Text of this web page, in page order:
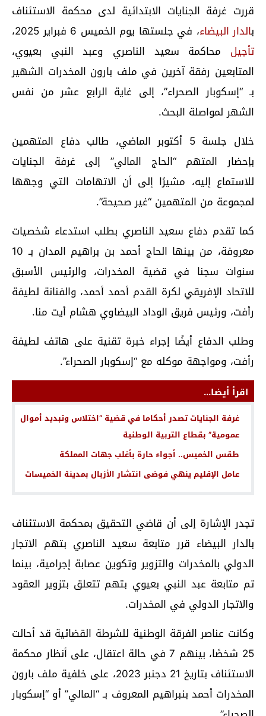
قررت غرفة الجنايات الابتدائية لدى محكمة الاستئناف
بالدار البيضاء، في جلستها يوم الخميس 6 فبراير 2025،
تأجيل محاكمة سعيد الناصري وعبد النبي بعيوي،
المتابعين رفقة آخرين في ملف بارون المخدرات الشهير
بـ “إسكوبار الصحراء”، إلى غاية الرابع عشر من نفس
الشهر لمواصلة البحث.
خلال جلسة 5 أكتوبر الماضي، طالب دفاع المتهمين
بإحضار المتهم “الحاج المالي” إلى غرفة الجنايات
للاستماع إليه، مشيرًا إلى أن الاتهامات التي وجهها
لمجموعة من المتهمين “غير صحيحة”.
كما تقدم دفاع سعيد الناصري بطلب استدعاء شخصيات
معروفة، من بينها الحاج أحمد بن براهيم المدان بـ 10
سنوات سجنا في قضية المخدرات، والرئيس الأسبق
للاتحاد الإفريقي لكرة القدم أحمد أحمد، والفنانة لطيفة
رأفت، ورئيس فريق الوداد البيضاوي هشام أيت منا.
وطلب الدفاع أيضًا إجراء خبرة تقنية على هاتف لطيفة
رأفت، ومواجهة موكله مع “إسكوبار الصحراء”.
اقرأ أيضا...
غرفة الجنايات تصدر أحكاما في قضية “اختلاس وتبديد أموال
عمومية” بقطاع التربية الوطنية
طقس الخميس.. أجواء حارة بأغلب جهات المملكة
عامل الإقليم ينهي فوضى انتشار الأزبال بمدينة الخميسات
تجدر الإشارة إلى أن قاضي التحقيق بمحكمة الاستئناف
بالدار البيضاء قرر متابعة سعيد الناصري بتهم الاتجار
الدولي بالمخدرات والتزوير وتكوين عصابة إجرامية، بينما
تم متابعة عبد النبي بعيوي بتهم تتعلق بتزوير العقود
والاتجار الدولي في المخدرات.
وكانت عناصر الفرقة الوطنية للشرطة القضائية قد أحالت
25 شخصًا، بينهم 7 في حالة اعتقال، على أنظار محكمة
الاستئناف بتاريخ 21 دجنبر 2023، على خلفية ملف بارون
المخدرات أحمد بنبراهيم المعروف بـ “المالي” أو “إسكوبار